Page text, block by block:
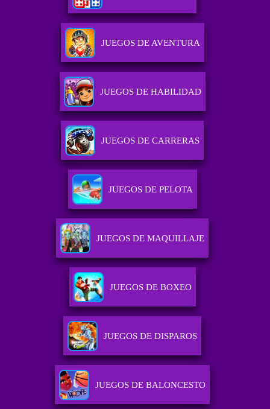
JUEGOS DE AVENTURA
JUEGOS DE HABILIDAD
JUEGOS DE CARRERAS
JUEGOS DE PELOTA
JUEGOS DE MAQUILLAJE
JUEGOS DE BOXEO
JUEGOS DE DISPAROS
JUEGOS DE BALONCESTO